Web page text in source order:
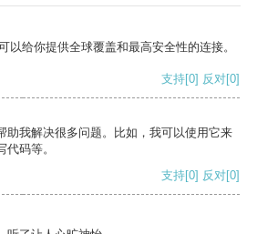
以给你提供全球覆盖和最高安全性的连接。
支持[0] 反对[0]
助我解决很多问题。比如，我可以使用它来
码等。
支持[0] 反对[0]